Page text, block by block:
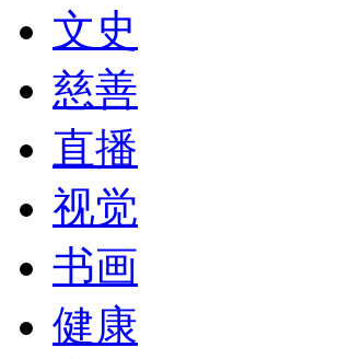
文史
慈善
直播
视觉
书画
健康